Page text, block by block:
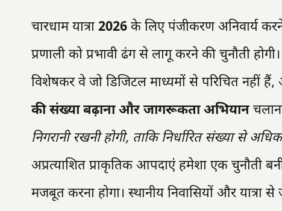
चारधाम यात्रा 2026 के लिए पंजीकरण अनिवार्य
प्रणाली को प्रभावी ढंग से लागू करने की चुनौती
विशेषकर वे जो डिजिटल माध्यमों से परिचित
की संख्या बढ़ाना और जागरूकता अभियान
निगरानी रखनी होगी, ताकि निर्धारित संख्या से
अप्रत्याशित प्राकृतिक आपदाएं हमेशा एक चुनौती
मजबूत करना होगा। स्थानीय निवासियों और